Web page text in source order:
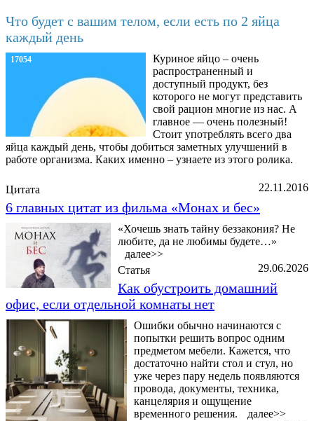
Что будет с вашим телом, если есть по 2 яйца
каждый день
17054
Куриное яйцо – очень
распространенный и
доступный продукт, без
которого не могут представить
свой рацион многие из нас. А
главное — очень полезный!
Стоит употреблять всего два
яйца каждый день, чтобы добиться заметных улучшений в
работе организма. Каких именно – узнаете из этого ролика.
22.11.2016
Цитата
6 главных цитат из фильма «Монах и бес»
«Хочешь знать тайну беззакония? Не
любите, да не любимы будете…»
далее>>
29.06.2026
Статья
Как обустроить домашний
офис, если отдельной комнаты нет
Ошибки обычно начинаются с
попытки решить вопрос одним
предметом мебели. Кажется, что
достаточно найти стол и стул, но
уже через пару недель появляются
провода, документы, техника,
канцелярия и ощущение
временного решения.
далее>>